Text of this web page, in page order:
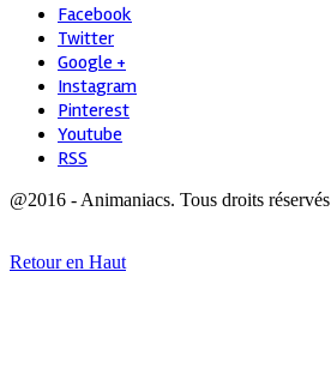
Facebook
Twitter
Google +
Instagram
Pinterest
Youtube
RSS
@2016 - Animaniacs. Tous droits réservés
Retour en Haut